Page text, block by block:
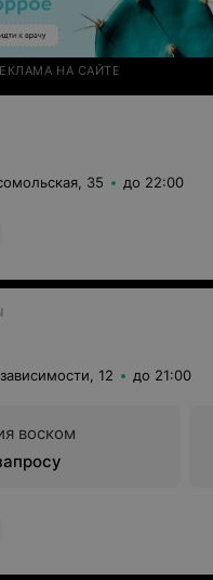
НА САЙТЕ
35 до 22:00
12 до 21:00
воском